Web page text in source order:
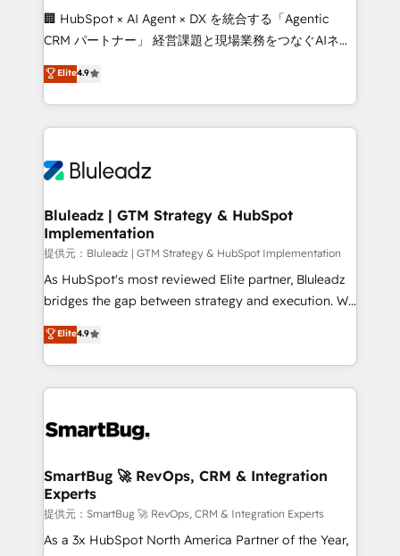
around your business, not a template. ➤ Migration:
Move from any legacy CRM. Zero downtime, full data
run your revenue process. Sales, marketing, and
service wired together. ➤ AI and Integrations: Layer
tune-ups, feature rollouts, adoption coaching. Buying
HubSpot, switching to it, or reviving a stale portal?
🏢 HubSpot × AI Agent × DX を統合する「Agentic
CRM パートナー」 経営課題と現場業務をつなぐAIネイ
ティブ・エージェンシーとして、HubSpot Eliteの実装
力で顧客フロント業務を再設計します。 💡 100inc は何
をする会社か？ HubSpotを共通基盤に、AIエージェン
トを組み込んだ顧客フロント業務（マーケティング・営
ィブ・エージェンシーです。事業部・グループ会社・部
を、CRMを軸とした全社共通基盤に再構築します。意
思決定者・PMO・現場担当者に並走します。 1️⃣
HubSpot導入・活用支援 顧客データの一元化から、
GTMの見える化・自動化まで。全Hub統合運用、デー
タ品質設計、グループ横断のCRM統合に対応します。
の一部をAIが自律実行する組織への移行を設計・実装。
Breeze・Claude等をHubSpotと連携させ、役割定義・
革を、構想から実装・定着までPMOとして主導。「設
の統合・浸透・変革管理を実行します。 ▸ CMS戦略設
計・構築：リード獲得・CVR・SEOを前提にした情報設
計・導線設計・テンプレート設計をContent Hubで一体
提供。 ▸ 既存CRM・MAからの移行支援：Salesforce・
Elite4.9
Bluleadz | GTM Strategy & HubSpot
Implementation
提供元：Bluleadz | GTM Strategy & HubSpot Implementation
As HubSpot's most reviewed Elite partner, Bluleadz
bridges the gap between strategy and execution. We
don't just "set up tools" — we install the GTM
Operating System (GTM OS) to align your leadership
and engineer a portal that drives predictable
revenue velocity. 🚀 GTM Strategy & Alignment
stalling growth. Fix your ICP, Math, and Story to stop
Scalable Architecture: Zero-technical-debt setup
across all Hubs, validated by our 7 HubSpot
Accreditations. AI-Powered RevOps: Breeze AI,
custom AI agents, and high-integrity migrations for
Elite4.9
SmartBug 🚀 RevOps, CRM & Integration
Experts
提供元：SmartBug 🚀 RevOps, CRM & Integration Experts
As a 3x HubSpot North America Partner of the Year,